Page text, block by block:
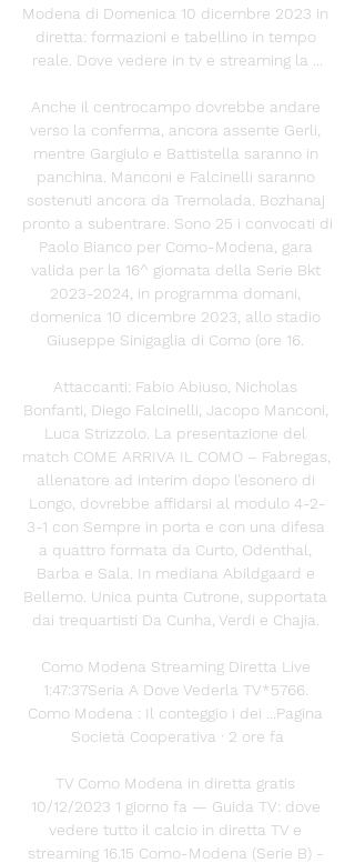
Modena di Domenica 10 dicembre 2023 in
diretta: formazioni e tabellino in tempo
reale. Dove vedere in tv e streaming la ...
Anche il centrocampo dovrebbe andare
verso la conferma, ancora assente Gerli,
mentre Gargiulo e Battistella saranno in
panchina. Manconi e Falcinelli saranno
sostenuti ancora da Tremolada. Bozhanaj
pronto a subentrare. Sono 25 i convocati di
Paolo Bianco per Como-Modena, gara
valida per la 16^ giornata della Serie Bkt
2023-2024, in programma domani,
domenica 10 dicembre 2023, allo stadio
Giuseppe Sinigaglia di Como (ore 16.
Attaccanti: Fabio Abiuso, Nicholas
Bonfanti, Diego Falcinelli, Jacopo Manconi,
Luca Strizzolo. La presentazione del
match COME ARRIVA IL COMO – Fabregas,
allenatore ad interim dopo l’esonero di
Longo, dovrebbe affidarsi al modulo 4-2-
3-1 con Sempre in porta e con una difesa
a quattro formata da Curto, Odenthal,
Barba e Sala. In mediana Abildgaard e
Bellemo. Unica punta Cutrone, supportata
dai trequartisti Da Cunha, Verdi e Chajia.
Como Modena Streaming Diretta Live
1:47:37Seria A Dove Vederla TV*5766.
Como Modena : Il conteggio i dei ...Pagina
Società Cooperativa · 2 ore fa
TV Como Modena in diretta gratis
10/12/2023 1 giorno fa — Guida TV: dove
vedere tutto il calcio in diretta TV e
streaming 16.15 Como-Modena (Serie B) -